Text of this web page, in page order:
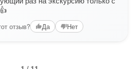
отзыв? Да Нет